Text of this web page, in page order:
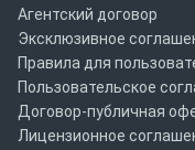
Агентский договор
Эксклюзивное
Правила для
Пользовательское
Договор-публичная
Лицензионное